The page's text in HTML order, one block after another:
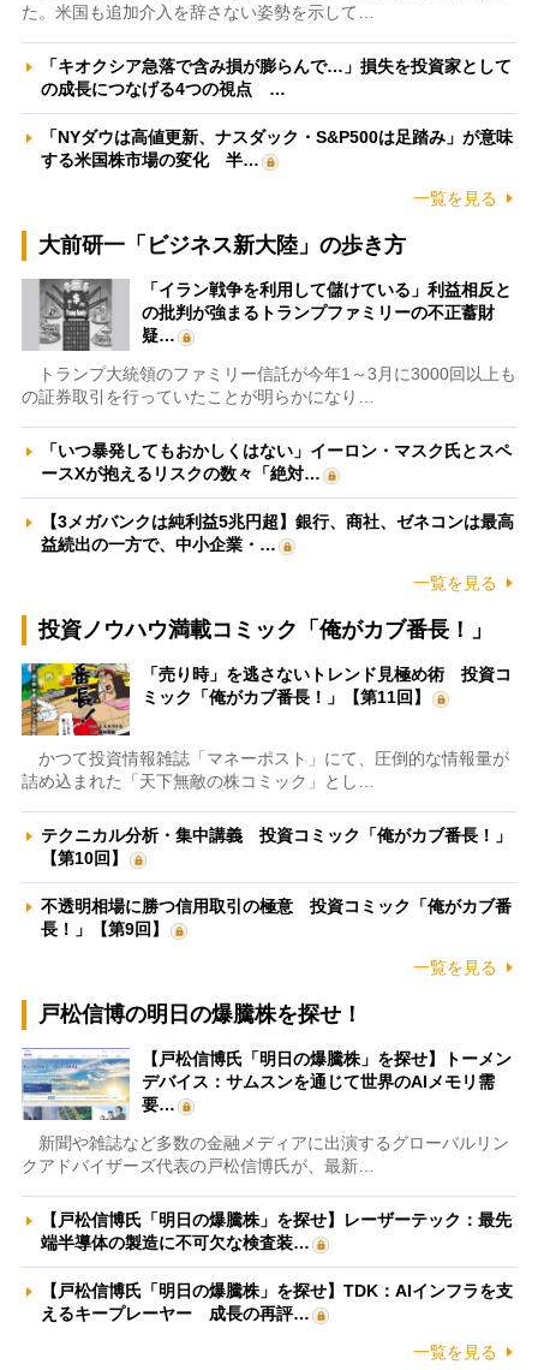
た。米国も追加介入を辞さない姿勢を示して…
「キオクシア急落で含み損が膨らんで…」損失を投資家として
の成長につなげる4つの視点 …
「NYダウは高値更新、ナスダック・S&P500は足踏み」が意味
する米国株市場の変化 半…
一覧を見る
大前研一「ビジネス新大陸」の歩き方
「イラン戦争を利用して儲けている」利益相反と
の批判が強まるトランプファミリーの不正蓄財
疑…
トランプ大統領のファミリー信託が今年1～3月に3000回以上も
の証券取引を行っていたことが明らかになり…
「いつ暴発してもおかしくはない」イーロン・マスク氏とスペ
ースXが抱えるリスクの数々「絶対…
【3メガバンクは純利益5兆円超】銀行、商社、ゼネコンは最高
益続出の一方で、中小企業・…
一覧を見る
投資ノウハウ満載コミック「俺がカブ番長！」
「売り時」を逃さないトレンド見極め術 投資コ
ミック「俺がカブ番長！」【第11回】
かつて投資情報雑誌「マネーポスト」にて、圧倒的な情報量が
詰め込まれた「天下無敵の株コミック」とし…
テクニカル分析・集中講義 投資コミック「俺がカブ番長！」
【第10回】
不透明相場に勝つ信用取引の極意 投資コミック「俺がカブ番
長！」【第9回】
一覧を見る
戸松信博の明日の爆騰株を探せ！
【戸松信博氏「明日の爆騰株」を探せ】トーメン
デバイス：サムスンを通じて世界のAIメモリ需
要…
新聞や雑誌など多数の金融メディアに出演するグローバルリン
クアドバイザーズ代表の戸松信博氏が、最新…
【戸松信博氏「明日の爆騰株」を探せ】レーザーテック：最先
端半導体の製造に不可欠な検査装…
【戸松信博氏「明日の爆騰株」を探せ】TDK：AIインフラを支
えるキープレーヤー 成長の再評…
一覧を見る